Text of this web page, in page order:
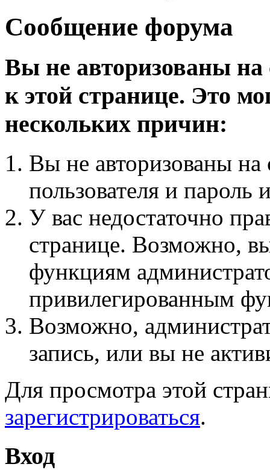
Сообщение форума
Вы не авторизованы на
к этой странице. Это
нескольких причин:
Вы не авторизованы на
пользователя и пароль
У вас недостаточно
странице. Возможно,
функциям
привилегированным
Возможно,
запись, или вы не
Для просмотра этой
зарегистрироваться.
Вход